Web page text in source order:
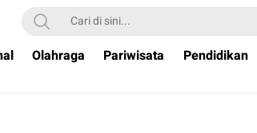
)
Olahraga Pariwisata Pendidikan